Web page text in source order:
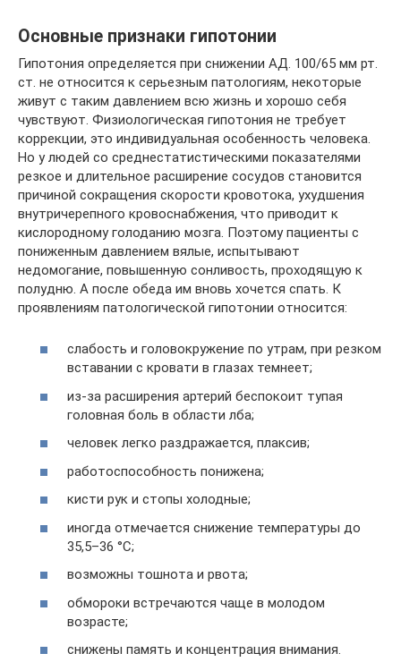
Основные признаки гипотонии
Гипотония определяется при снижении АД. 100/65 мм рт.
ст. не относится к серьезным патологиям, некоторые
живут с таким давлением всю жизнь и хорошо себя
чувствуют. Физиологическая гипотония не требует
коррекции, это индивидуальная особенность человека.
Но у людей со среднестатистическими показателями
резкое и длительное расширение сосудов становится
причиной сокращения скорости кровотока, ухудшения
внутричерепного кровоснабжения, что приводит к
кислородному голоданию мозга. Поэтому пациенты с
пониженным давлением вялые, испытывают
недомогание, повышенную сонливость, проходящую к
полудню. А после обеда им вновь хочется спать. К
проявлениям патологической гипотонии относится:
слабость и головокружение по утрам, при резком
вставании с кровати в глазах темнеет;
из-за расширения артерий беспокоит тупая
головная боль в области лба;
человек легко раздражается, плаксив;
работоспособность понижена;
кисти рук и стопы холодные;
иногда отмечается снижение температуры до
35,5–36 °C;
возможны тошнота и рвота;
обмороки встречаются чаще в молодом
возрасте;
снижены память и концентрация внимания.